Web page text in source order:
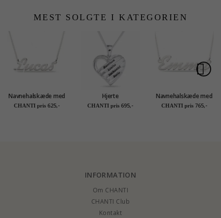
MEST SOLGTE I KATEGORIEN
Navnehalskæde med
vedhæng i sølv - My
CHANTI pris 625,-
Hjerte
Navnehalskæde med
CHANTI pris 695,-
Navnehalskæde med
vedhæng i sølv - My
CHANTI pris 765,-
INFORMATION
Om CHANTI
CHANTI Club
Kontakt